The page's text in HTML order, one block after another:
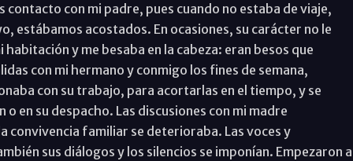
contacto con mi padre, pues cuando no estaba de viaje,
estábamos acostados. En ocasiones, su carácter no le
y me besaba en la cabeza: eran besos que
con mi hermano y conmigo los fines de semana,
con su trabajo, para acortarlas en el tiempo, y se
en su despacho. Las discusiones con mi madre
convivencia familiar se deterioraba. Las voces y
sus diálogos y los silencios se imponían. Empezaron a